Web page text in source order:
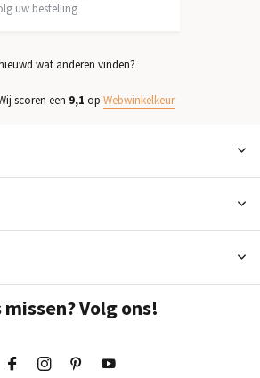
uw bestelling
wat anderen vinden?
scoren een 9,1 op Webwinkelkeur
missen? Volg ons!